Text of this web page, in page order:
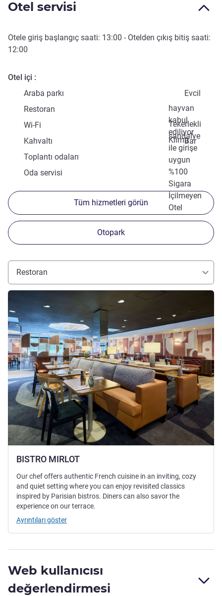
Otel servisi
Otele giriş başlangıç saati: 13:00 - Otelden çıkış bitiş saati:
12:00
Otel içi
Araba parkı
Evcil
hayvan
kabul
ediliyor
Restoran
Tekerlekli
sandalye
ile girişe
uygun
Wi-Fi
Klima
Kahvaltı
Bar
Toplantı odaları
%100
Sigara
İçilmeyen
Otel
Oda servisi
Tüm hizmetleri görün
Otopark
Restoran
BISTRO MIRLOT
Ayrıntıları göster
Our chef offers authentic French cuisine in an inviting, cozy
and quiet setting where you can enjoy revisited classics
inspired by Parisian bistros. Diners can also savor the
experience on our terrace.
Ayrıntıları göster
Web kullanıcısı
değerlendirmesi